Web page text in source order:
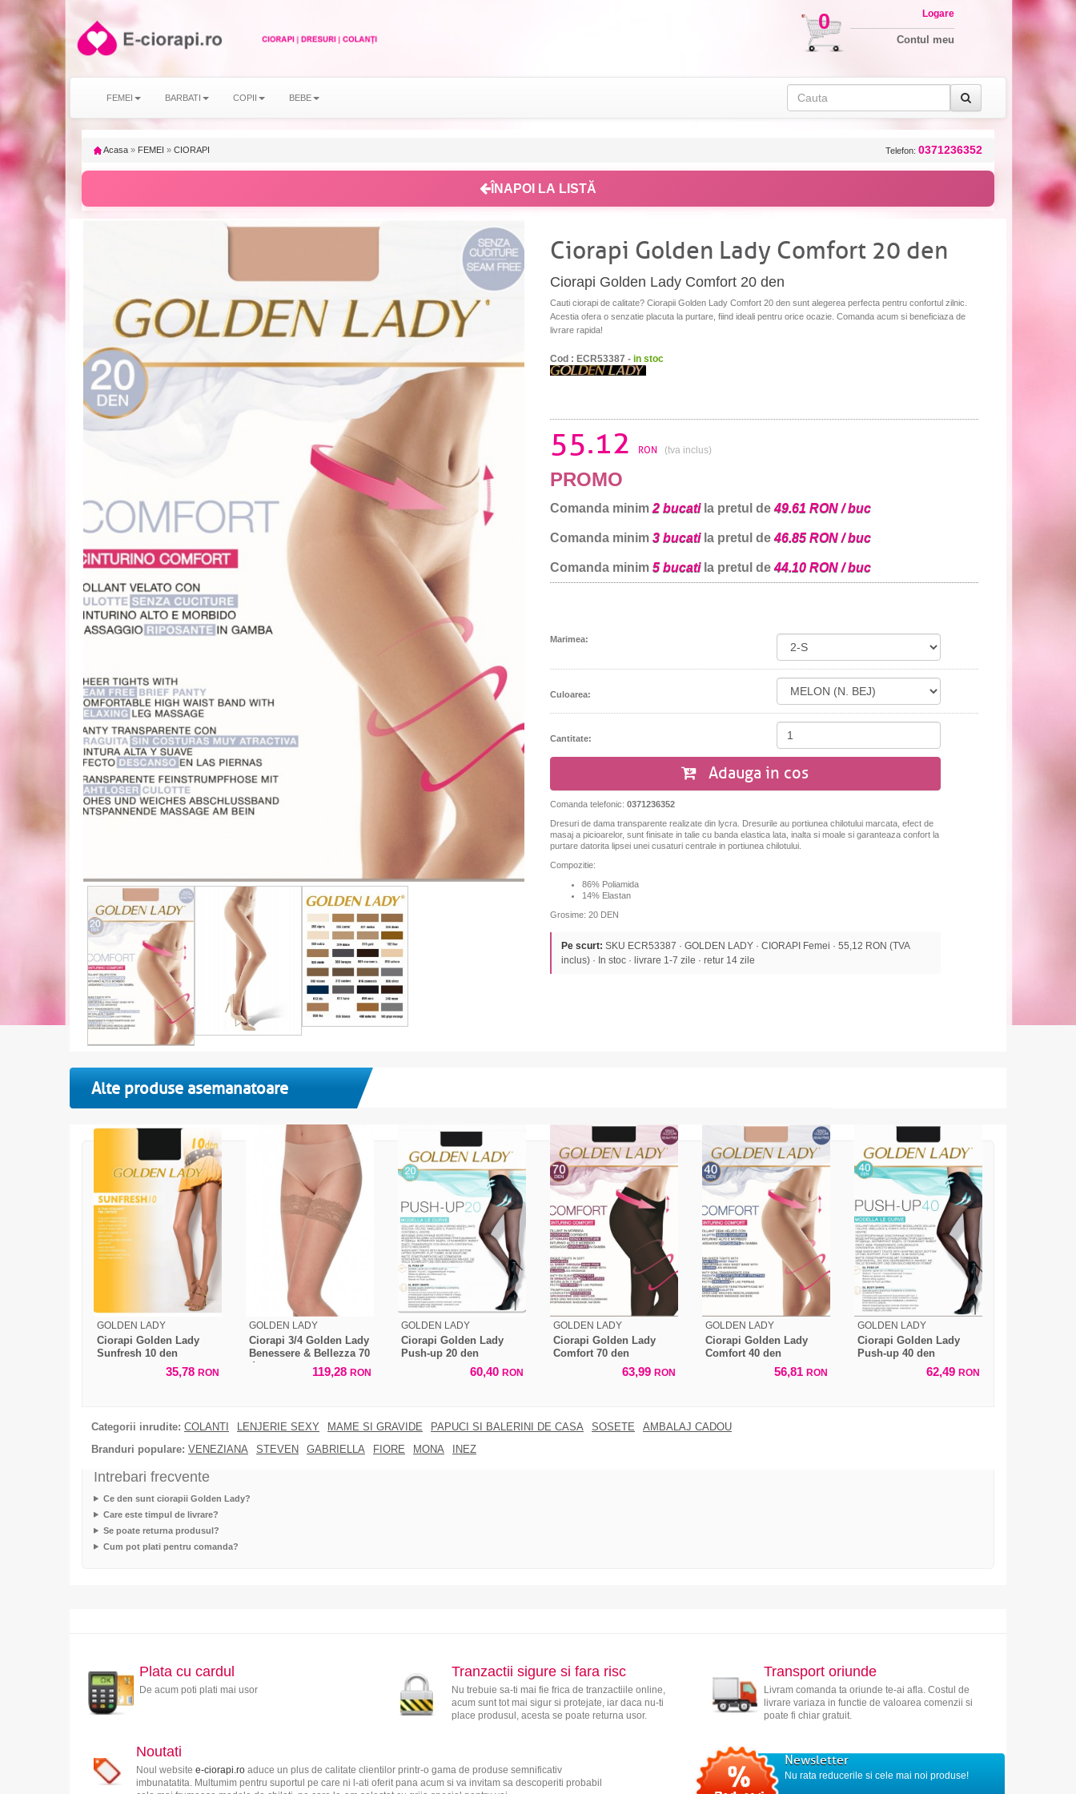
0 Logare
Contul meu
FEMEI BARBATI COPII BEBE
Acasa » FEMEI » CIORAPI Telefon: 0371236352
ÎNAPOI LA LISTĂ
Ciorapi Golden Lady Comfort 20 den
Ciorapi Golden Lady Comfort 20 den
Cauti ciorapi de calitate? Ciorapii Golden Lady Comfort 20 den sunt alegerea perfecta pentru confortul zilnic.
Acestia ofera o senzatie placuta la purtare, fiind ideali pentru orice ocazie. Comanda acum si beneficiaza de
livrare rapida!
Cod : ECR53387 - in stoc
55.12 RON (tva inclus)
PROMO
Comanda minim 2 bucatila pretul de49.61 RON / buc
Comanda minim 3 bucatila pretul de46.85 RON / buc
Comanda minim 5 bucatila pretul de44.10 RON / buc
Marimea:
Culoarea:
Cantitate:
Adauga in cos
Comanda telefonic: 0371236352
Dresuri de dama transparente realizate din lycra. Dresurile au portiunea chilotului marcata, efect de
masaj a picioarelor, sunt finisate in talie cu banda elastica lata, inalta si moale si garanteaza confort la
purtare datorita lipsei unei cusaturi centrale in portiunea chilotului.
Compozitie:
86% Poliamida
14% Elastan
Grosime: 20 DEN
Pe scurt: SKU ECR53387 · GOLDEN LADY · CIORAPI Femei · 55,12 RON (TVA
inclus) · In stoc · livrare 1-7 zile · retur 14 zile
Alte produse asemanatoare
GOLDEN LADY
Ciorapi Golden Lady
Sunfresh 10 den
35,78 RON
GOLDEN LADY
Ciorapi 3/4 Golden Lady
Benessere & Bellezza 70
den
119,28 RON
GOLDEN LADY
Ciorapi Golden Lady
Push-up 20 den
60,40 RON
GOLDEN LADY
Ciorapi Golden Lady
Comfort 70 den
63,99 RON
GOLDEN LADY
Ciorapi Golden Lady
Comfort 40 den
56,81 RON
GOLDEN LADY
Ciorapi Golden Lady
Push-up 40 den
62,49 RON
Categorii inrudite: COLANTI LENJERIE SEXY MAME SI GRAVIDE PAPUCI SI BALERINI DE CASA SOSETE
AMBALAJ CADOU
Branduri populare: VENEZIANA STEVEN GABRIELLA FIORE MONA INEZ
Intrebari frecvente
Ce den sunt ciorapii Golden Lady?
Care este timpul de livrare?
Se poate returna produsul?
Cum pot plati pentru comanda?
Plata cu cardul
De acum poti plati mai usor
Tranzactii sigure si fara risc
Nu trebuie sa-ti mai fie frica de tranzactiile online,
acum sunt tot mai sigur si protejate, iar daca nu-ti
place produsul, acesta se poate returna usor.
Transport oriunde
Livram comanda ta oriunde te-ai afla. Costul de
livrare variaza in functie de valoarea comenzii si
poate fi chiar gratuit.
Noutati
Noul website e-ciorapi.roaduce un plus de calitate clientilor printr-o gama de produse semnificativ
imbunatatita. Multumim pentru suportul pe care ni l-ati oferit pana acum si va invitam sa descoperiti probabil
Newsletter
Nu rata reducerile si cele mai noi produse!